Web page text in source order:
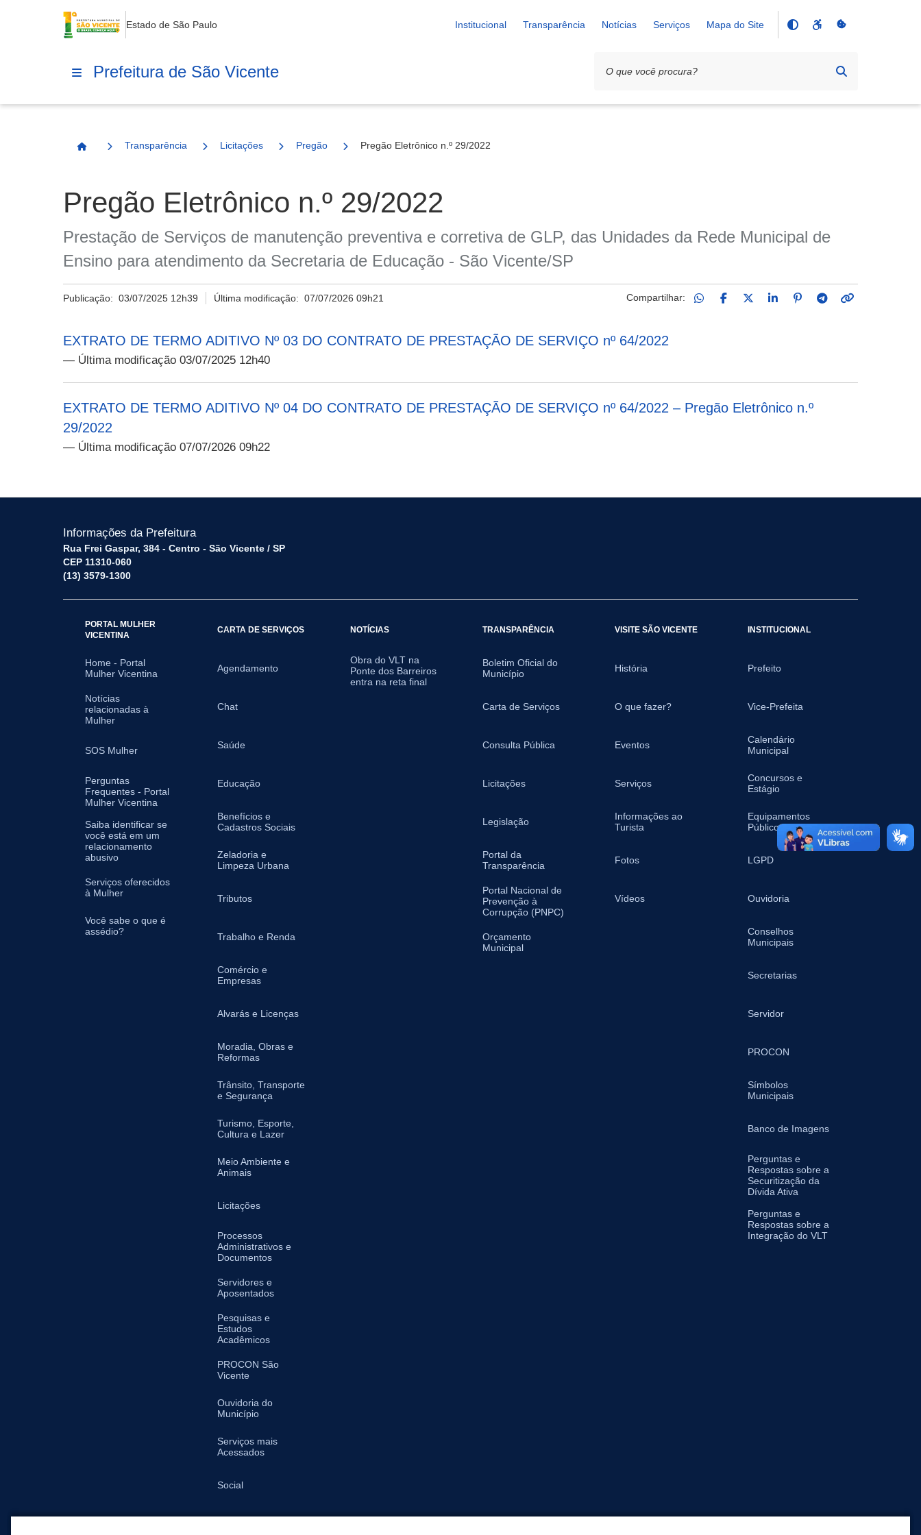
Estado de São Paulo Institucional Transparência Notícias Serviços Mapa do Site
Prefeitura de São Vicente
Página Inicial
Transparência Licitações Pregão Pregão Eletrônico n.º 29/2022
Pregão Eletrônico n.º 29/2022
Prestação de Serviços de manutenção preventiva e corretiva de GLP, das Unidades da Rede Municipal de
Ensino para atendimento da Secretaria de Educação - São Vicente/SP
Publicação: 03/07/2025 12h39 Última modificação:07/07/2026 09h21 Compartilhar:
EXTRATO DE TERMO ADITIVO Nº 03 DO CONTRATO DE PRESTAÇÃO DE SERVIÇO nº 64/2022
— Última modificação 03/07/2025 12h40
EXTRATO DE TERMO ADITIVO Nº 04 DO CONTRATO DE PRESTAÇÃO DE SERVIÇO nº 64/2022 – Pregão Eletrônico n.º
29/2022
— Última modificação 07/07/2026 09h22
Informações da Prefeitura
Rua Frei Gaspar, 384 - Centro - São Vicente / SP
CEP 11310-060
(13) 3579-1300
PORTAL MULHER
VICENTINA
Home - Portal
Mulher Vicentina
Notícias
relacionadas à
Mulher
SOS Mulher
Perguntas
Frequentes - Portal
Mulher Vicentina
Saiba identificar se
você está em um
relacionamento
abusivo
Serviços oferecidos
à Mulher
Você sabe o que é
assédio?
CARTA DE SERVIÇOS
Agendamento
Chat
Saúde
Educação
Benefícios e
Cadastros Sociais
Zeladoria e
Limpeza Urbana
Tributos
Trabalho e Renda
Comércio e
Empresas
Alvarás e Licenças
Moradia, Obras e
Reformas
Trânsito, Transporte
e Segurança
Turismo, Esporte,
Cultura e Lazer
Meio Ambiente e
Animais
Licitações
Processos
Administrativos e
Documentos
Servidores e
Aposentados
Pesquisas e
Estudos
Acadêmicos
PROCON São
Vicente
Ouvidoria do
Município
Serviços mais
Acessados
Social
NOTÍCIAS
Obra do VLT na
Ponte dos Barreiros
entra na reta final
TRANSPARÊNCIA
Boletim Oficial do
Município
Carta de Serviços
Consulta Pública
Licitações
Legislação
Portal da
Transparência
Portal Nacional de
Prevenção à
Corrupção (PNPC)
Orçamento
Municipal
VISITE SÃO VICENTE
História
O que fazer?
Eventos
Serviços
Informações ao
Turista
Fotos
Vídeos
INSTITUCIONAL
Prefeito
Vice-Prefeita
Calendário
Municipal
Concursos e
Estágio
Equipamentos
Públicos
LGPD
Ouvidoria
Conselhos
Municipais
Secretarias
Servidor
PROCON
Símbolos
Municipais
Banco de Imagens
Perguntas e
Respostas sobre a
Securitização da
Dívida Ativa
Perguntas e
Respostas sobre a
Integração do VLT